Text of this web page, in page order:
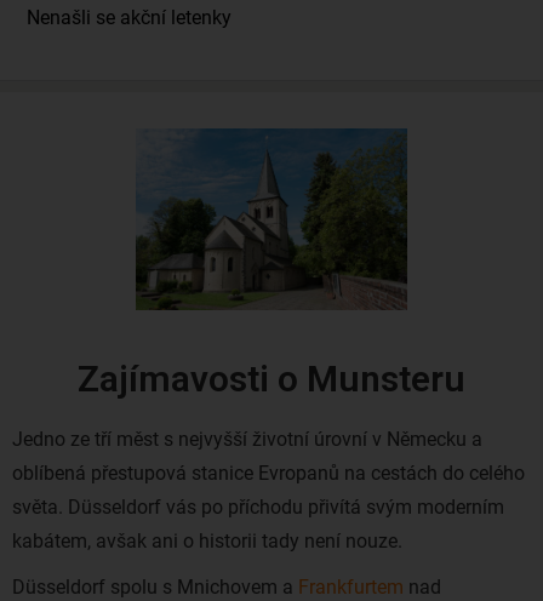
Zajímavosti o Munsteru
Jedno ze tří měst s nejvyšší životní úrovní v Německu a
oblíbená přestupová stanice Evropanů na cestách do celého
světa. Düsseldorf vás po příchodu přivítá svým moderním
kabátem, avšak ani o historii tady není nouze.
Düsseldorf spolu s Mnichovem a Frankfurtem nad